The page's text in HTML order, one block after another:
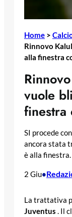
Home >
Rinnovo
alla finestra
vuole
finestra
SI procede
ancora stata
è alla finestra.
2 Giu•
La trattativa
Juventus . Il